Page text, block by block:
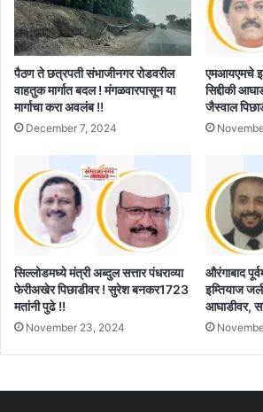
पैठण ते छत्रपती संभाजीनगर रोडवरील
वाहतुक मार्गात बदल ! मंगळवारपासून या
मार्गाचा करा अवलंब !!
December 7, 2024
एमआयएमचे
सिद्दीकी
जैस्वाल
सिल्लोडमध्ये मंत्री अब्दुल सत्तार पंधराव्या
फेरीअखेर पिछाडीवर ! सुरेश बनकर1723
मतांनी पुढे !!
November 23, 2024
औरंगाबाद
इम्तियाज
आघाडीवर,